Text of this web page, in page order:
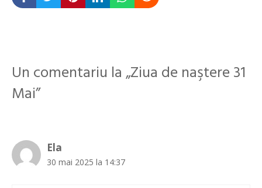
Un comentariu la „Ziua de naştere 31
Mai”
Ela
30 mai 2025 la 14:37